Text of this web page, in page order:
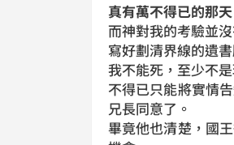
真有萬不得已的那
而神對我的考驗並
寫好劃清界線的遺
我不能死，至少不是
不得已只能將實情
兄長同意了。
畢竟他也清楚，國